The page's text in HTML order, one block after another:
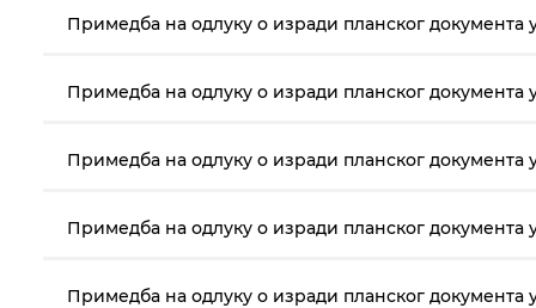
Примедба на одлуку о изради планског документа
Примедба на одлуку о изради планског документа
Примедба на одлуку о изради планског документа
Примедба на одлуку о изради планског документа
Примедба на одлуку о изради планског документа